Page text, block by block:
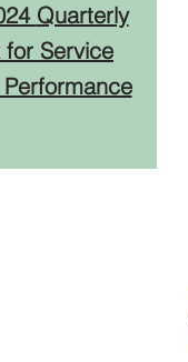
Quarterly
for Service